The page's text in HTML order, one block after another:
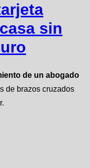
sin
de un abogado
de brazos cruzados